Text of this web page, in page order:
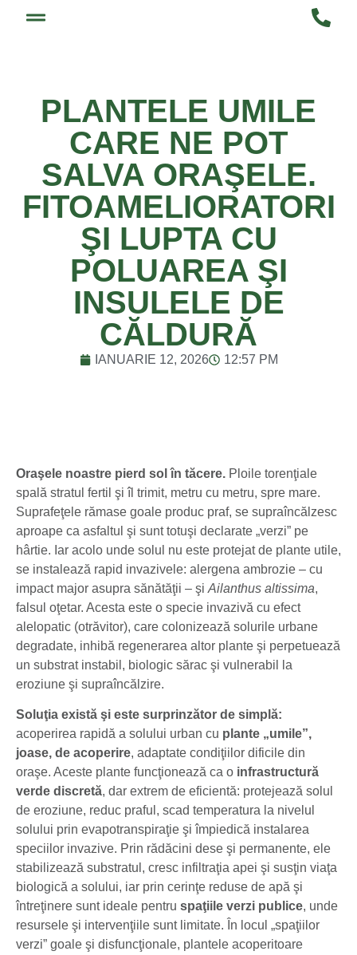
PLANTELE UMILE
CARE NE POT
SALVA ORAŞELE.
FITOAMELIORATORI
ŞI LUPTA CU
POLUAREA ŞI
INSULELE DE
CĂLDURĂ
IANUARIE 12, 2026 12:57 PM
Oraşele noastre pierd sol în tăcere. Ploile torenţiale
spală stratul fertil şi îl trimit, metru cu metru, spre mare.
Suprafeţele rămase goale produc praf, se supraîncălzesc
aproape ca asfaltul şi sunt totuşi declarate „verzi” pe
hârtie. Iar acolo unde solul nu este protejat de plante utile,
se instalează rapid invazivele: alergena ambrozie – cu
impact major asupra sănătăţii – şi Ailanthus altissima,
falsul oţetar. Acesta este o specie invazivă cu efect
alelopatic (otrăvitor), care colonizează solurile urbane
degradate, inhibă regenerarea altor plante şi perpetuează
un substrat instabil, biologic sărac şi vulnerabil la
eroziune şi supraîncălzire.
Soluţia există şi este surprinzător de simplă:
acoperirea rapidă a solului urban cu plante „umile”,
joase, de acoperire, adaptate condiţiilor dificile din
oraşe. Aceste plante funcţionează ca o infrastructură
verde discretă, dar extrem de eficientă: protejează solul
de eroziune, reduc praful, scad temperatura la nivelul
solului prin evapotranspiraţie şi împiedică instalarea
speciilor invazive. Prin rădăcini dese şi permanente, ele
stabilizează substratul, cresc infiltraţia apei şi susţin viaţa
biologică a solului, iar prin cerinţe reduse de apă şi
întreţinere sunt ideale pentru spaţiile verzi publice, unde
resursele şi intervenţiile sunt limitate. În locul „spaţiilor
verzi” goale şi disfuncţionale, plantele acoperitoare